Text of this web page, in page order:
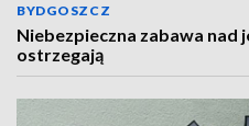
BYDGOSZCZ
Niebezpieczna zabawa nad
ostrzegają